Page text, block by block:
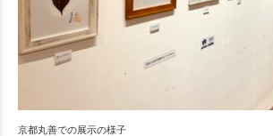
京都丸善での展示の様子